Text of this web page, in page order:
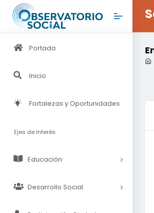
Portada
Inicio
Fortalezas y Oportunidades
Ejes de Interés
Educación
Desarrollo Social